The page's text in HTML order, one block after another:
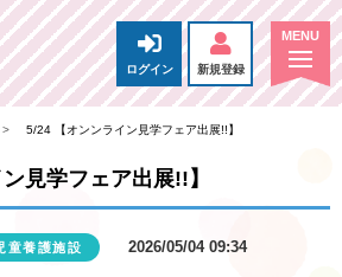
ログイン 新規登録
5/24 【オンンライン見学フェア出展!!】
見学フェア出展!!】
童養護施設 2026/05/04 09:34